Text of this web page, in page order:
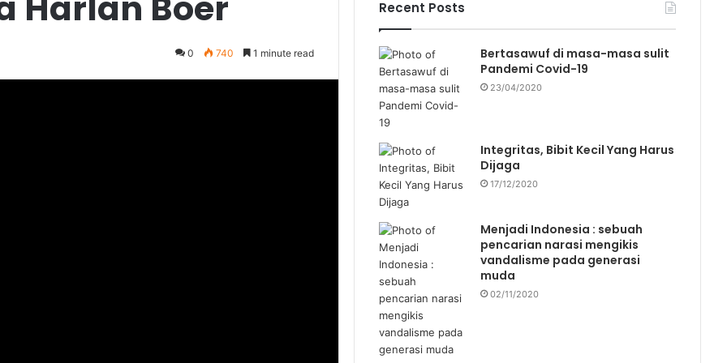
0 740 1 minute read
:
Recent Posts
Bertasawuf di masa-masa sulit
Pandemi Covid-19
23/04/2020
Integritas, Bibit Kecil Yang Harus
Dijaga
17/12/2020
Menjadi Indonesia : sebuah
pencarian narasi mengikis
vandalisme pada generasi
muda
02/11/2020